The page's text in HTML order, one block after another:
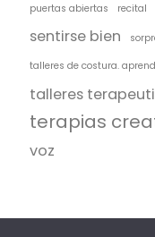
puertas abiertas recital
sentirse bien
talleres de costura.
talleres
terapias
voz